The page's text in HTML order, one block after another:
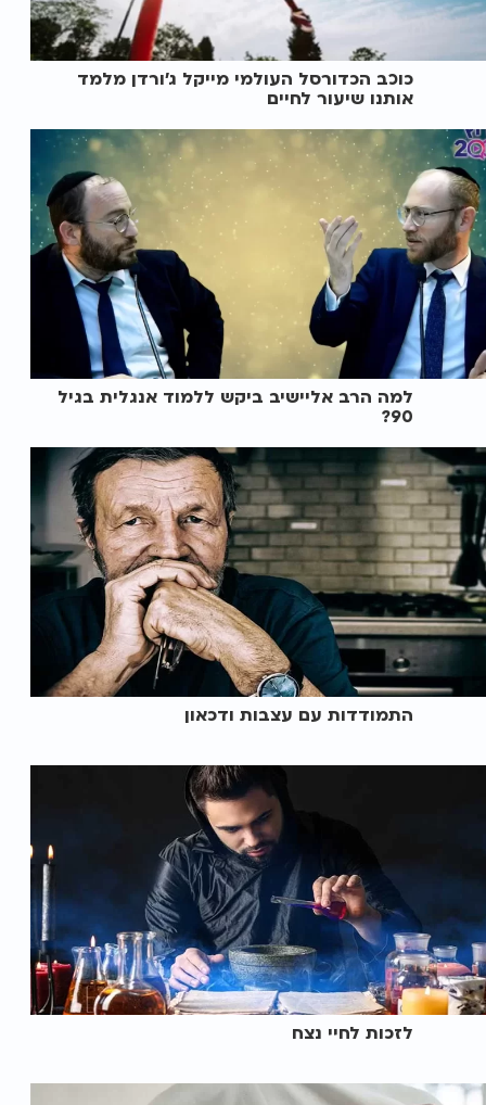
כוכב הכדורסל העולמי מייקל ג’ורדן מלמד
אותנו שיעור לחיים
למה הרב אליישיב ביקש ללמוד אנגלית בגיל
90?
התמודדות עם עצבות ודכאון
לזכות לחיי נצח